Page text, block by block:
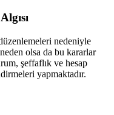
nedeniyle
olsa da bu kararlar
şeffaflık ve hesap
yapmaktadır.